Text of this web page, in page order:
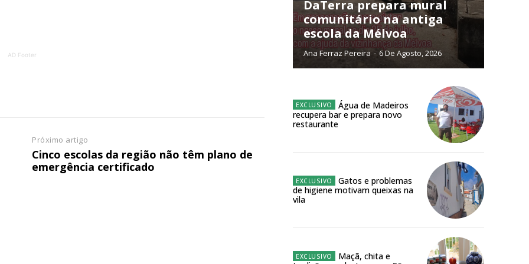
DIGITAL ANUAL
12 meses
Acesso ao conteúdo online
Acesso aos conteúdos Exclusivos para
AD Footer
Próximo artigo
Cinco escolas da região não têm plano de
emergência certificado
DaTerra prepara mural
comunitário na antiga
escola da Mélvoa
Ana Ferraz Pereira - 6 De Agosto, 2026
Água de Madeiros
recupera bar e prepara novo
restaurante
Gatos e problemas
de higiene motivam queixas na
vila
Maçã, chita e